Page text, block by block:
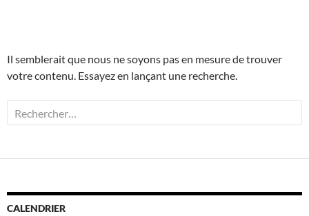
Il semblerait que nous ne soyons pas en mesure de trouver
votre contenu. Essayez en lançant une recherche.
Rechercher :
CALENDRIER